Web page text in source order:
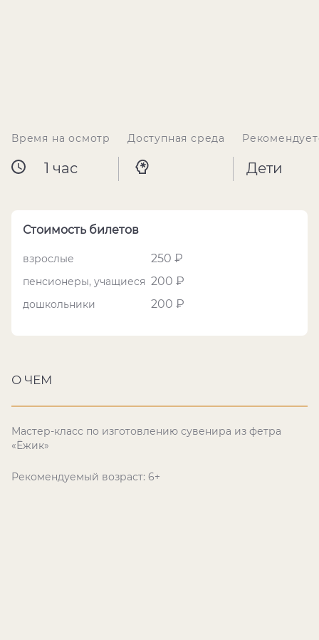
Время на осмотр
1 час
Доступная среда
Дети
Стоимость билетов
взрослые 250 ₽
пенсионеры, учащиеся 200 ₽
дошкольники 200 ₽
О ЧЕМ
Мастер-класс по изготовлению сувенира из фетра
«Ёжик»
Рекомендуемый возраст: 6+